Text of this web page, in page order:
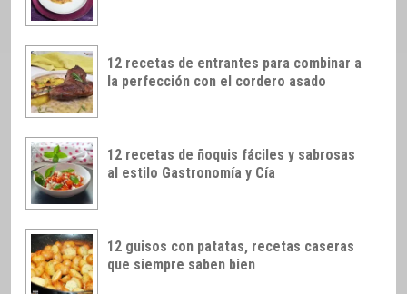
12 recetas de entrantes para combinar a
la perfección con el cordero asado
12 recetas de ñoquis fáciles y sabrosas
al estilo Gastronomía y Cía
12 guisos con patatas, recetas caseras
que siempre saben bien